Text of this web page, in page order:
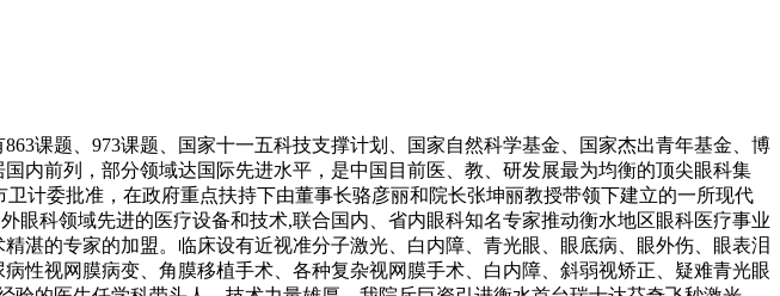
课题、973课题、国家十一五科技支撑计划、国家自然科学基金、国家杰出青年基金、博
内前列，部分领域达国际先进水平，是中国目前医、教、研发展最为均衡的顶尖眼科集
委批准，在政府重点扶持下由董事长骆彦丽和院长张坤丽教授带领下建立的一所现代
科领域先进的医疗设备和技术,联合国内、省内眼科知名专家推动衡水地区眼科医疗事业
湛的专家的加盟。临床设有近视准分子激光、白内障、青光眼、眼底病、眼外伤、眼表泪
性视网膜病变、角膜移植手术、各种复杂视网膜手术、白内障、斜弱视矫正、疑难青光眼